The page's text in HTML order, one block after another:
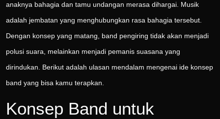
anaknya bahagia dan tamu undangan merasa dihargai. Musik
adalah jembatan yang menghubungkan rasa bahagia tersebut.
Dengan konsep yang matang, band pengiring tidak akan menjadi
polusi suara, melainkan menjadi pemanis suasana yang
dirindukan. Berikut adalah ulasan mendalam mengenai ide konsep
band yang bisa kamu terapkan.
Konsep Band untuk